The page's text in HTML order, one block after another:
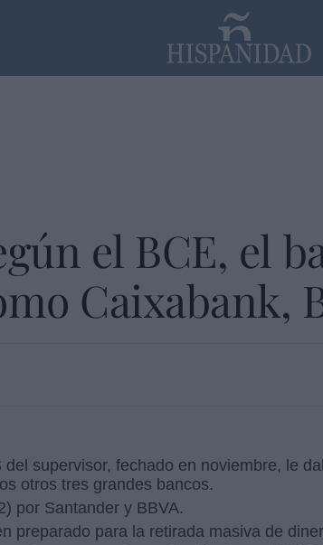
el BCE, el
Caixabank,
supervisor, fechado en noviembre, le
otros tres grandes bancos.
por Santander y BBVA.
preparado para la retirada masiva de